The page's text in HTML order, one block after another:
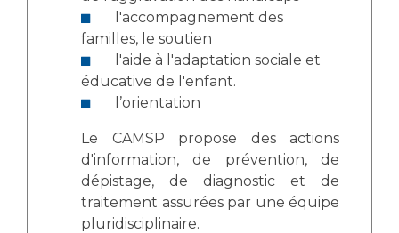
familles, le soutien
éducative de l'enfant.
l’orientation
Le CAMSP propose des actions
d'information, de prévention, de
dépistage, de diagnostic et de
traitement assurées par une équipe
pluridisciplinaire.